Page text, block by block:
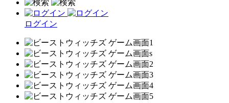
ログイン